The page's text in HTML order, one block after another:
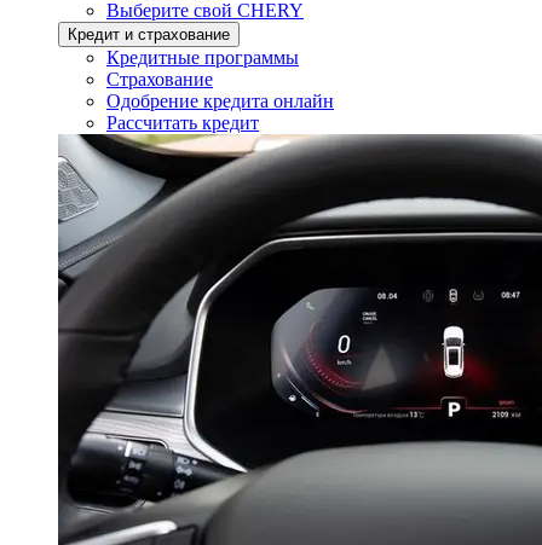
Выберите свой CHERY
Кредит и страхование
Кредитные программы
Страхование
Одобрение кредита онлайн
Рассчитать кредит